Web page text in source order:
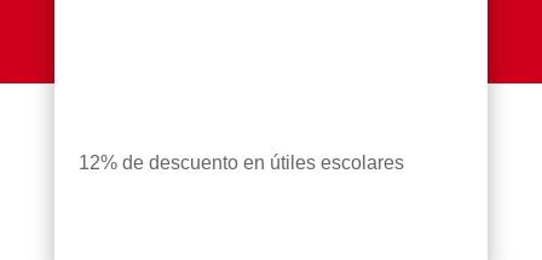
12% de descuento en útiles escolares